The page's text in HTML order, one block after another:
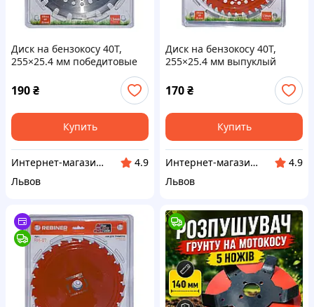
Диск на бензокосу 40Т,
255×25.4 мм победитовые
190₴
Купить
Интернет-магазин ELEKTROMAG
4.9
Львов
Диск на бензокосу 40Т,
255×25.4 мм выпуклый
Rebiner
170₴
Купить
Интернет-магазин ELEKTROMAG
4.9
Львов